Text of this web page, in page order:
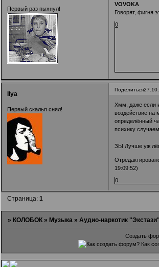
Первый раз пыхнул!
VOVOKA
Говорят, фигня
0
Поделиться
Ilya
Первый скальп снял!
Хмм, даже если
воздействие на
определённый
психику
ЗЫ Лучше уж
19:09:52)
0
Страница:1
»КОЛОБОК »Музыка »Аудио-наркотик "Экстази"
Создать